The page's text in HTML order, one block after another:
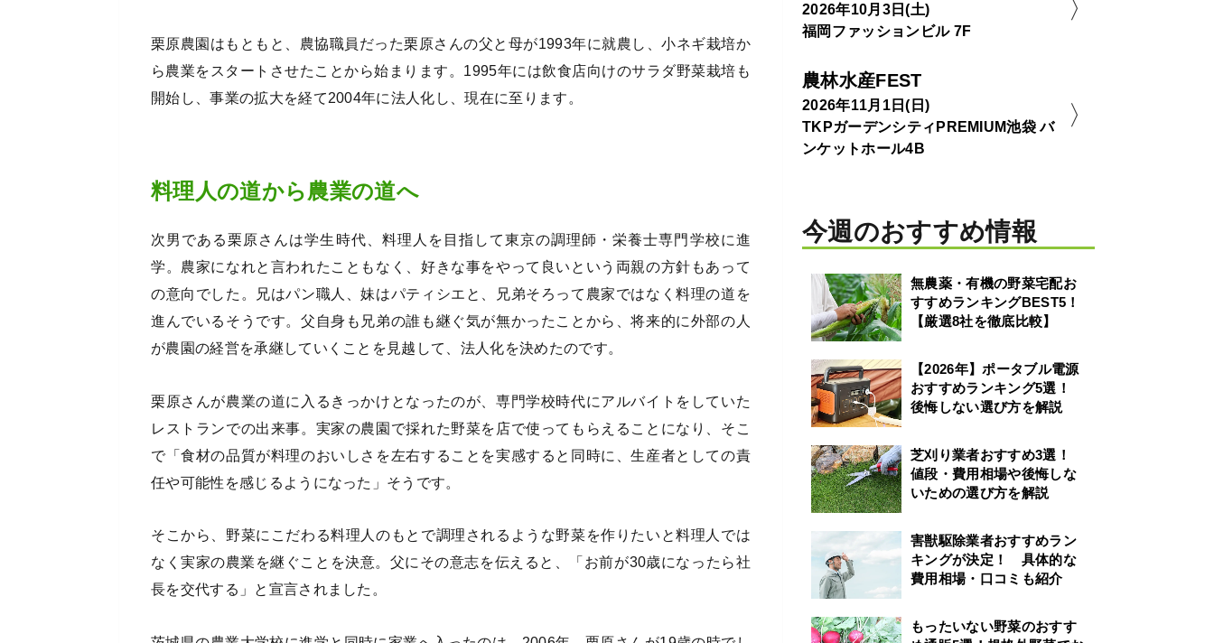
栗原農園はもともと、農協職員だった栗原さんの父と母が1993年に就農し、小ネギ栽培か
ら農業をスタートさせたことから始まります。1995年には飲食店向けのサラダ野菜栽培も
開始し、事業の拡大を経て2004年に法人化し、現在に至ります。
料理人の道から農業の道へ
次男である栗原さんは学生時代、料理人を目指して東京の調理師・栄養士専門学校に進
学。農家になれと言われたこともなく、好きな事をやって良いという両親の方針もあって
の意向でした。兄はパン職人、妹はパティシエと、兄弟そろって農家ではなく料理の道を
進んでいるそうです。父自身も兄弟の誰も継ぐ気が無かったことから、将来的に外部の人
が農園の経営を承継していくことを見越して、法人化を決めたのです。
栗原さんが農業の道に入るきっかけとなったのが、専門学校時代にアルバイトをしていた
レストランでの出来事。実家の農園で採れた野菜を店で使ってもらえることになり、そこ
で「食材の品質が料理のおいしさを左右することを実感すると同時に、生産者としての責
任や可能性を感じるようになった」そうです。
そこから、野菜にこだわる料理人のもとで調理されるような野菜を作りたいと料理人では
なく実家の農業を継ぐことを決意。父にその意志を伝えると、「お前が30歳になったら社
長を交代する」と宣言されました。
2026年10月3日(土)
福岡ファッションビル 7F
農林水産FEST
2026年11月1日(日)
TKPガーデンシティPREMIUM池袋 バ
ンケットホール4B
今週のおすすめ情報
無農薬・有機の野菜宅配お
すすめランキングBEST5！
【厳選8社を徹底比較】
【2026年】ポータブル電源
おすすめランキング5選！
後悔しない選び方を解説
芝刈り業者おすすめ3選！
値段・費用相場や後悔しな
いための選び方を解説
害獣駆除業者おすすめラン
キングが決定！ 具体的な
費用相場・口コミも紹介
もったいない野菜のおすす